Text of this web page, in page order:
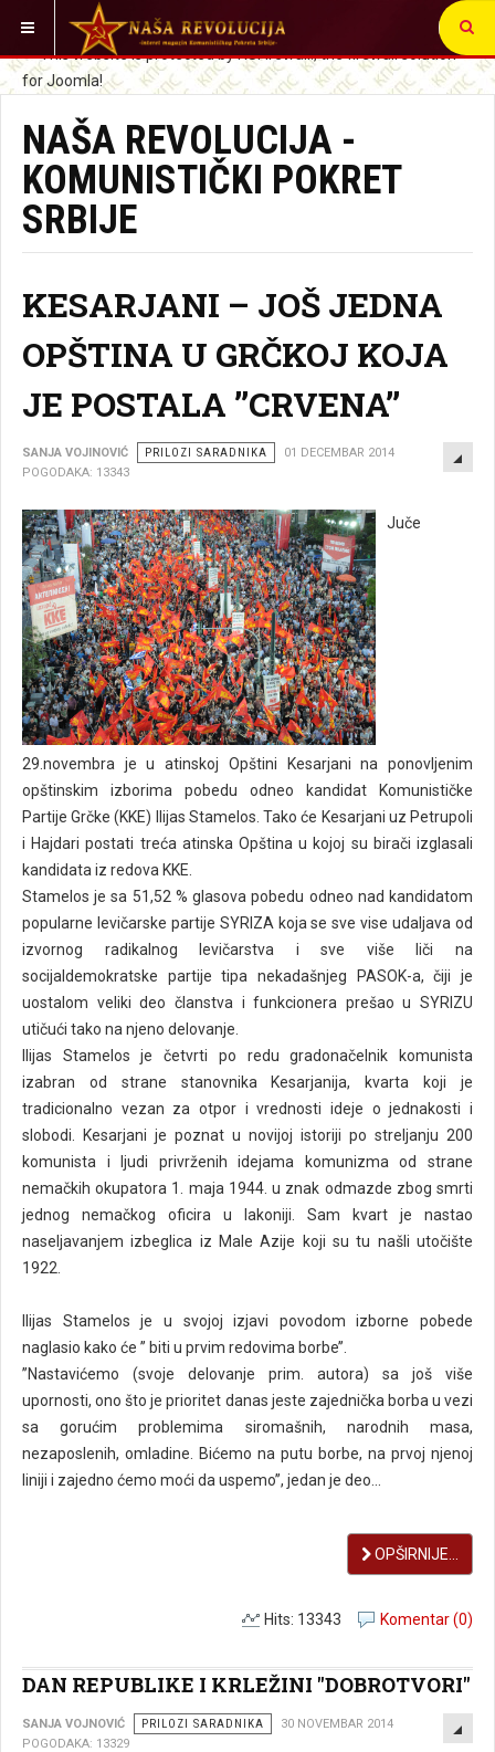
VI STE OVDE:
NAŠA REVOLUCIJA -
KOMUNISTIČKI POKRET
SRBIJE
KESARJANI – JOŠ JEDNA
OPŠTINA U GRČKOJ KOJA
JE POSTALA ’’CRVENA’’
SANJA VOJINOVIĆ PRILOZI SARADNIKA
01 DECEMBAR 2014
POGODAKA: 13343
Juče
29.novembra je u atinskoj Opštini Kesarjani na ponovljenim
opštinskim izborima pobedu odneo kandidat Komunističke
Partije Grčke (KKE) Ilijas Stamelos. Tako će Kesarjani uz Petrupoli
i Hajdari postati treća atinska Opština u kojoj su birači izglasali
kandidata iz redova KKE.
Stamelos je sa 51,52 % glasova pobedu odneo nad kandidatom
popularne levičarske partije SYRIZA koja se sve vise udaljava od
izvornog radikalnog levičarstva i sve više liči na
socijaldemokratske partije tipa nekadašnjeg PASOK-a, čiji je
uostalom veliki deo članstva i funkcionera prešao u SYRIZU
utičući tako na njeno delovanje.
Ilijas Stamelos je četvrti po redu gradonačelnik komunista
izabran od strane stanovnika Kesarjanija, kvarta koji je
tradicionalno vezan za otpor i vrednosti ideje o jednakosti i
slobodi. Kesarjani je poznat u novijoj istoriji po streljanju 200
komunista i ljudi privrženih idejama komunizma od strane
nemačkih okupatora 1. maja 1944. u znak odmazde zbog smrti
jednog nemačkog oficira u lakoniji. Sam kvart je nastao
naseljavanjem izbeglica iz Male Azije koji su tu našli utočište
1922.
Ilijas Stamelos je u svojoj izjavi povodom izborne pobede
naglasio kako će ’’ biti u prvim redovima borbe’’.
’’Nastavićemo (svoje delovanje prim. autora) sa još više
upornosti, ono što je prioritet danas jeste zajednička borba u vezi
sa gorućim problemima siromašnih, narodnih masa,
nezaposlenih, omladine. Bićemo na putu borbe, na prvoj njenoj
liniji i zajedno ćemo moći da uspemo’’, jedan je deo...
OPŠIRNIJE...
Komentar (0)
Hits: 13343
DAN REPUBLIKE I KRLEŽINI ''DOBROTVORI''
SANJA VOJNOVIĆ PRILOZI SARADNIKA
30 NOVEMBAR 2014
POGODAKA: 13329